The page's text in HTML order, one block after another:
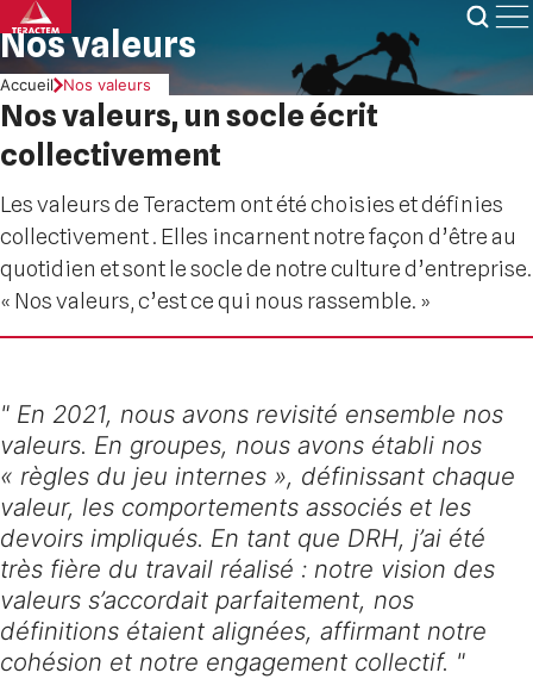
Skip
to
content
Nos valeurs
Accueil Nos valeurs
Nos valeurs, un socle écrit
collectivement
Les valeurs de Teractem ont été choisies et définies
collectivement . Elles incarnent notre façon d’être au
quotidien et sont le socle de notre culture d’entreprise.
« Nos valeurs, c’est ce qui nous rassemble. »
" En 2021, nous avons revisité ensemble nos
valeurs. En groupes, nous avons établi nos
« règles du jeu internes », définissant chaque
valeur, les comportements associés et les
devoirs impliqués. En tant que DRH, j’ai été
très fière du travail réalisé : notre vision des
valeurs s’accordait parfaitement, nos
définitions étaient alignées, affirmant notre
cohésion et notre engagement collectif. "